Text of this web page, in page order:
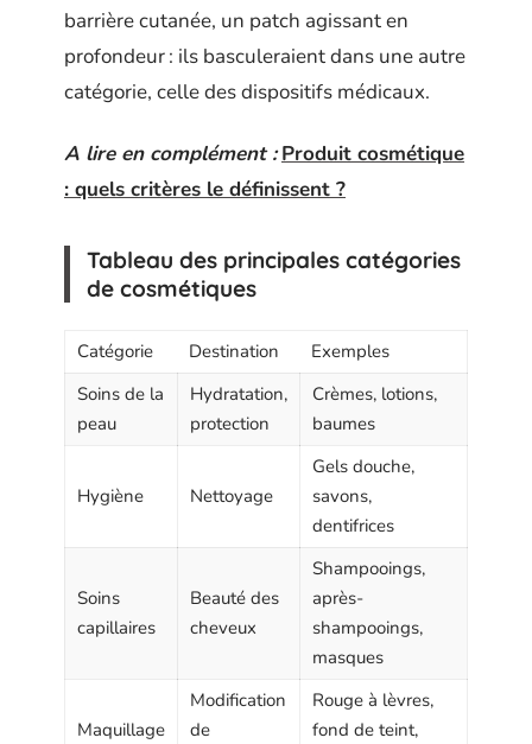
barrière cutanée, un patch agissant en
profondeur : ils basculeraient dans une autre
catégorie, celle des dispositifs médicaux.
A lire en complément : Produit cosmétique
: quels critères le définissent ?
Tableau des principales catégories
de cosmétiques
Catégorie Destination
Exemples
Soins de la
peau
Hydratation,
protection
Crèmes, lotions,
baumes
Hygiène Nettoyage
Gels douche,
savons,
dentifrices
Soins
capillaires
Beauté des
cheveux
Shampooings,
après-
shampooings,
masques
Maquillage
Modification
de
Rouge à lèvres,
fond de teint,